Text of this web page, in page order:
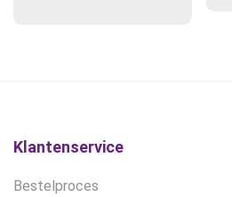
Klantenservice
Bestelproces